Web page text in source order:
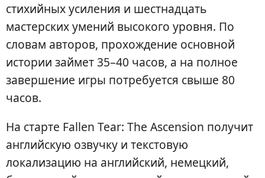
стихийных усиления и шестнадцать
мастерских умений высокого уровня. По
словам авторов, прохождение основной
истории займет 35–40 часов, а на полное
завершение игры потребуется свыше 80
часов.
На старте Fallen Tear: The Ascension получит
английскую озвучку и текстовую
локализацию на английский, немецкий,